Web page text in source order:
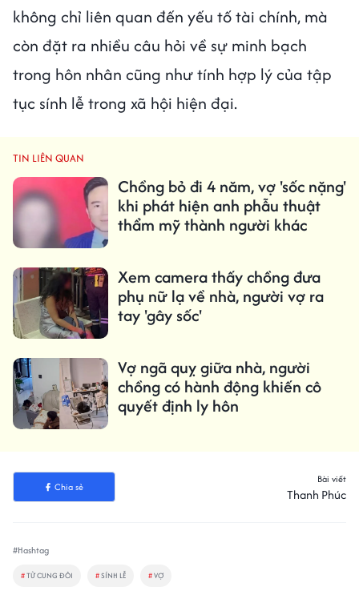
không chỉ liên quan đến yếu tố tài chính, mà
còn đặt ra nhiều câu hỏi về sự minh bạch
trong hôn nhân cũng như tính hợp lý của tập
tục sính lễ trong xã hội hiện đại.
TIN LIÊN QUAN
Chồng bỏ đi 4 năm, vợ 'sốc nặng'
khi phát hiện anh phẫu thuật
thẩm mỹ thành người khác
Xem camera thấy chồng đưa
phụ nữ lạ về nhà, người vợ ra
tay 'gây sốc'
Vợ ngã quỵ giữa nhà, người
chồng có hành động khiến cô
quyết định ly hôn
Chia sẻ
Bài viết
Thanh Phúc
#Hashtag
#TỬ CUNG ĐÔI #SÍNH LỄ #VỢ